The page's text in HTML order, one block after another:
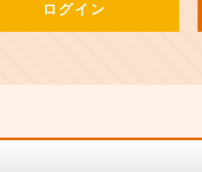
ログイン